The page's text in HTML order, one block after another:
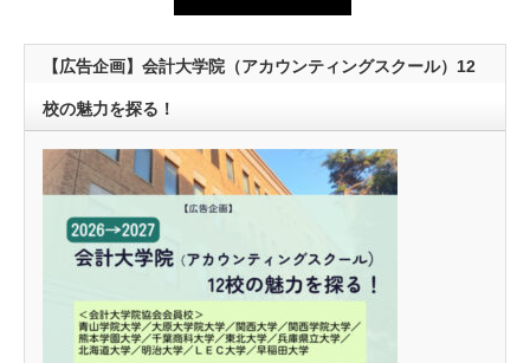
【広告企画】会計大学院（アカウンティングスクール）12
校の魅力を探る！